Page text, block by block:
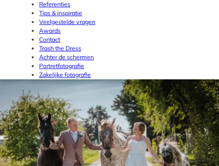
Referenties
Tips & inspiratie
Veelgestelde vragen
Awards
Contact
Trash the Dress
Achter de schermen
Portretfotografie
Zakelijke fotografie